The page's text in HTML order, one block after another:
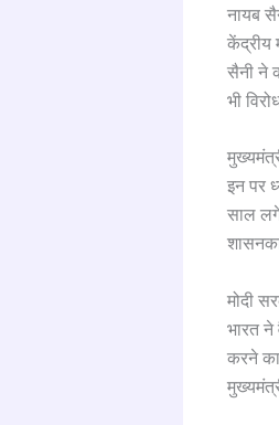
नायब
केंद्रीय
सैनी ने
भी
इन पर
साल
मोदी
भारत
करने